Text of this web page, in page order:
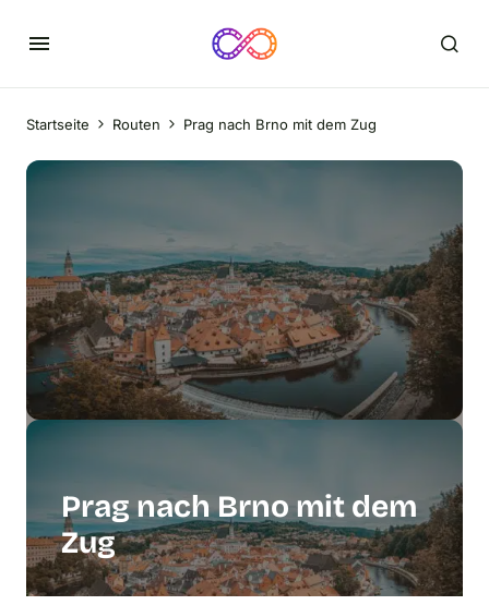
Startseite Routen Prag nach Brno mit dem Zug
Prag nach Brno mit dem
Zug